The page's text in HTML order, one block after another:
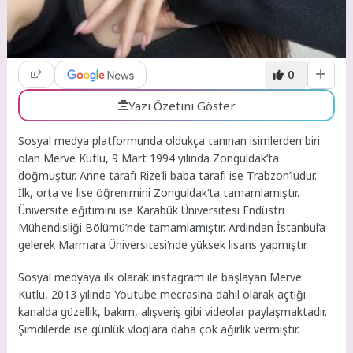
0
Yazı Özetini Göster
Sosyal medya platformunda oldukça tanınan isimlerden biri
olan Merve Kutlu, 9 Mart 1994 yılında Zonguldak’ta
doğmuştur. Anne tarafı Rize‘li baba tarafı ise Trabzon’ludur.
İlk, orta ve lise öğrenimini Zonguldak‘ta tamamlamıştır.
Üniversite eğitimini ise Karabük Üniversitesi Endüstri
Mühendisliği Bölümü’nde tamamlamıştır. Ardından İstanbul‘a
gelerek Marmara Üniversitesi‘nde yüksek lisans yapmıştır.
Sosyal medyaya ilk olarak instagram ile başlayan Merve
Kutlu, 2013 yılında Youtube mecrasına dahil olarak açtığı
kanalda güzellik, bakım, alışveriş gibi videolar paylaşmaktadır.
Şimdilerde ise günlük vloglara daha çok ağırlık vermiştir.